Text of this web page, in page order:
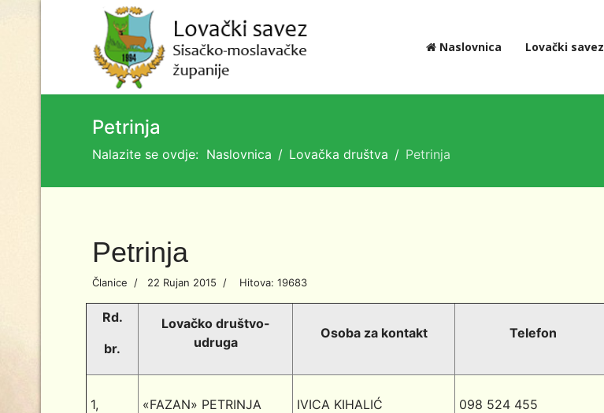
Naslovnica Lovački savez
Petrinja
Nalazite se ovdje: Naslovnica Lovačka društva Petrinja
Petrinja
Članice 22 Rujan 2015 Hitova: 19683
Rd.
br.
Lovačko društvo-
udruga
Osoba za kontakt Telefon
1, «FAZAN» PETRINJA IVICA KIHALIĆ 098 524 455